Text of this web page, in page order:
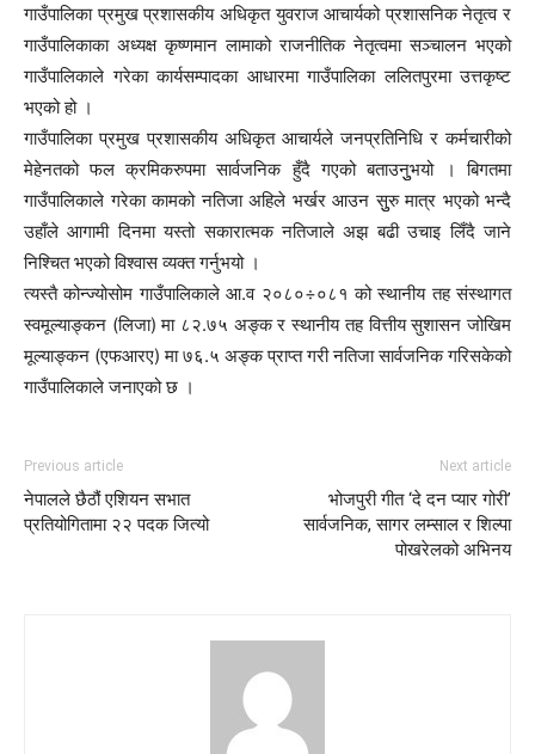
गाउँपालिका प्रमुख प्रशासकीय अधिकृत युवराज आचार्यको प्रशासनिक नेतृत्व र
गाउँपालिकाका अध्यक्ष कृष्णमान लामाको राजनीतिक नेतृत्वमा सञ्चालन भएको
गाउँपालिकाले गरेका कार्यसम्पादका आधारमा गाउँपालिका ललितपुरमा उत्तकृष्ट
भएको हो ।
गाउँपालिका प्रमुख प्रशासकीय अधिकृत आचार्यले जनप्रतिनिधि र कर्मचारीको
मेहेनतको फल क्रमिकरुपमा सार्वजनिक हुँदै गएको बताउनुुभयो । बिगतमा
गाउँपालिकाले गरेका कामको नतिजा अहिले भर्खर आउन सुुरु मात्र भएको भन्दै
उहाँले आगामी दिनमा यस्तो सकारात्मक नतिजाले अझ बढी उचाइ लिँदै जाने
निश्चित भएको विश्वास व्यक्त गर्नुभयो ।
त्यस्तै कोन्ज्योसोम गाउँपालिकाले आ.व २०८०÷०८१ को स्थानीय तह संस्थागत
स्वमूल्याङ्कन (लिजा) मा ८२.७५ अङ्क र स्थानीय तह वित्तीय सुशासन जोखिम
मूल्याङ्कन (एफआरए) मा ७६.५ अङ्क प्राप्त गरी नतिजा सार्वजनिक गरिसकेको
गाउँपालिकाले जनाएको छ ।
Previous article
नेपालले छैठौं एशियन सभात
प्रतियोगितामा २२ पदक जित्यो
Next article
भोजपुरी गीत ‘दे दन प्यार गोरी’
सार्वजनिक, सागर लम्साल र शिल्पा
पोखरेलको अभिनय